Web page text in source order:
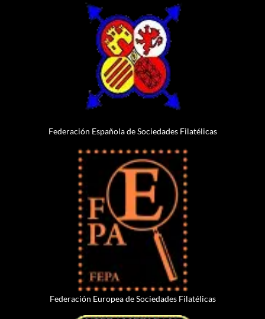
Federación Española de Sociedades Filatélicas
Federación Europea de Sociedades Filatélicas